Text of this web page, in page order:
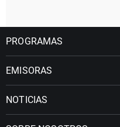
PROGRAMAS
EMISORAS
NOTICIAS